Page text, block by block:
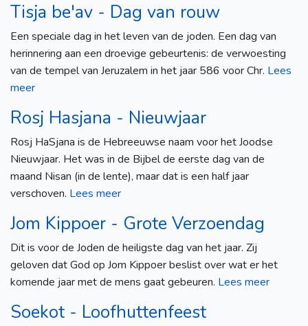
Tisja be'av - Dag van rouw
Een speciale dag in het leven van de joden. Een dag van
herinnering aan een droevige gebeurtenis: de verwoesting
van de tempel van Jeruzalem in het jaar 586 voor Chr. Lees
meer
Rosj Hasjana - Nieuwjaar
Rosj HaSjana is de Hebreeuwse naam voor het Joodse
Nieuwjaar. Het was in de Bijbel de eerste dag van de
maand Nisan (in de lente), maar dat is een half jaar
verschoven. Lees meer
Jom Kippoer - Grote Verzoendag
Dit is voor de Joden de heiligste dag van het jaar. Zij
geloven dat God op Jom Kippoer beslist over wat er het
komende jaar met de mens gaat gebeuren. Lees meer
Soekot - Loofhuttenfeest